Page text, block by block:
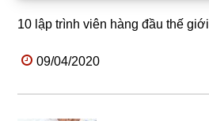
10 lập trình viên hàng đầu thế giới
09/04/2020